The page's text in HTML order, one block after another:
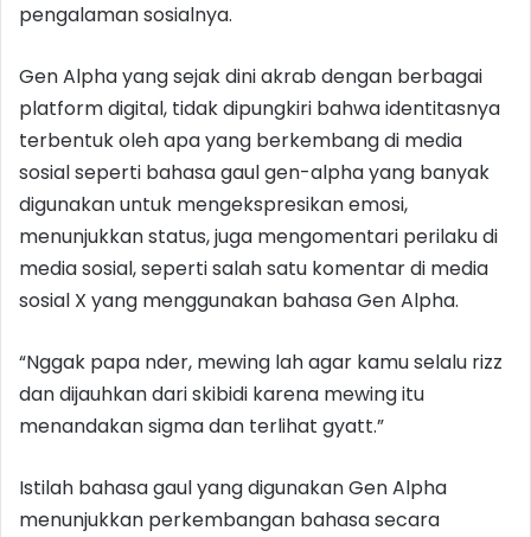
pengalaman sosialnya.
Gen Alpha yang sejak dini akrab dengan berbagai
platform digital, tidak dipungkiri bahwa identitasnya
terbentuk oleh apa yang berkembang di media
sosial seperti bahasa gaul gen-alpha yang banyak
digunakan untuk mengekspresikan emosi,
menunjukkan status, juga mengomentari perilaku di
media sosial, seperti salah satu komentar di media
sosial X yang menggunakan bahasa Gen Alpha.
“Nggak papa nder, mewing lah agar kamu selalu rizz
dan dijauhkan dari skibidi karena mewing itu
menandakan sigma dan terlihat gyatt.”
Istilah bahasa gaul yang digunakan Gen Alpha
menunjukkan perkembangan bahasa secara